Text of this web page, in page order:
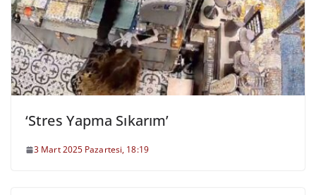
‘Stres Yapma Sıkarım’
3 Mart 2025 Pazartesi, 18:19